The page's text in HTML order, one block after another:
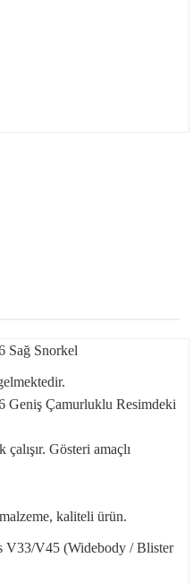
Sağ Snorkel
Geniş Çamurluklu Resimdeki
Gösteri amaçlı
kaliteli ürün.
V33/V45 (Widebody / Blister